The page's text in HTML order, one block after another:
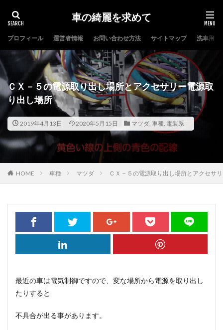
車の綺麗を求めて
プロフィール 運営者情報 お問い合わせ方法 サイトマップ 洗車用品
ＣＸ－５の電源取り出し場所とアクセサリー電源取
り出し場所
2019年4月13日 2020年5月15日 マツダ, 車種, 電装系
HOME 車種 マツダ ＣＸ－５の電源取り出し場所とアクセサ
最近の車は電気制御ですので、変な場所から電源を取り出し
たりすると
不具合が出る事があります。
タグ
コーティング ヘッドライト 洗車 自動車保険
検索